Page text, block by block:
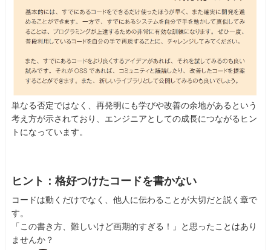
単なる否定ではなく、再発明にも学びや改善の余地があるという
考え方が示されており、エンジニアとしての成長につながるヒン
トになっています。
ヒント：格好つけたコードを書かない
コードは動くだけでなく、他人に伝わることが大切だと説く章で
す。
「この書き方、難しいけど画期的すぎる！」と思ったことはあり
ませんか？